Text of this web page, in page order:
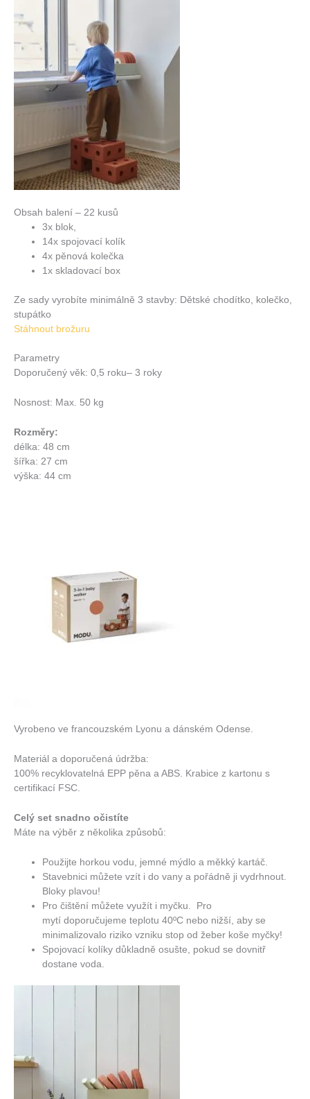
Obsah balení – 22 kusů
3x blok,
14x spojovací kolík
4x pěnová kolečka
1x skladovací box
Ze sady vyrobíte minimálně 3 stavby: Dětské chodítko, kolečko,
stupátko
Stáhnout brožuru
Parametry
Doporučený věk: 0,5 roku– 3 roky
Nosnost: Max. 50 kg
Rozměry:
délka: 48 cm
šířka: 27 cm
výška: 44 cm
Vyrobeno ve francouzském Lyonu a dánském Odense.
Materiál a doporučená údržba:
100% recyklovatelná EPP pěna a ABS. Krabice z kartonu s
certifikací FSC.
Celý set snadno očistíte
Máte na výběr z několika způsobů:
Použijte horkou vodu, jemné mýdlo a měkký kartáč.
Stavebnici můžete vzít i do vany a pořádně ji vydrhnout.
Bloky plavou!
Pro čištění můžete využít i myčku.
Pro
mytídoporučujeme teplotu 40ºC nebo nižší, aby se
minimalizovalo riziko vzniku stop od žeber koše myčky!
Spojovací kolíky důkladně osušte, pokud se dovnitř
dostane voda.